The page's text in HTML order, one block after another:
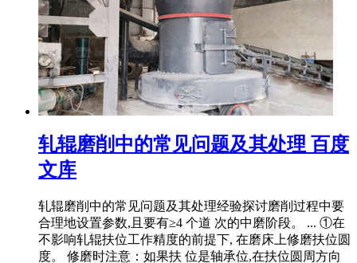
轧辊磨削中的常见问题及其处理 百度
文库
轧辊磨削中的常见问题及其处理经验探讨磨削过程中要
合理地设置参数,且要有≥4 个道 次的中磨阶段。 ... ①在
不影响轧辊扶位工作精度的前提下, 在磨床上修磨扶位圆
度。 修磨时注意：如果扶 位是轴承位,在扶位圆周方向